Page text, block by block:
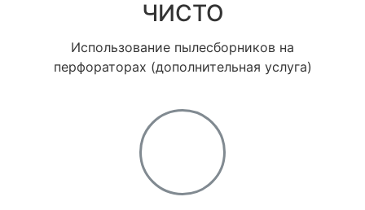
ЧИСТО
Использование пылесборников на
перфораторах (дополнительная услуга)